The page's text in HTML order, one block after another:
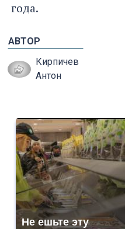
года.
АВТОР
Кирпичев
Антон
Не ешьте эту